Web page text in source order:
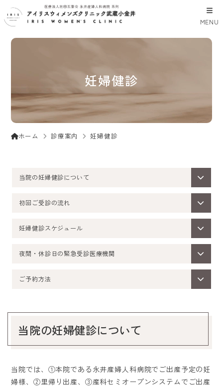
MENU
妊婦健診
ホーム 診療案内 妊婦健診
当院の妊婦健診について
初回ご受診の流れ
妊婦健診スケジュール
夜間・休診日の緊急受診医療機関
ご予約方法
当院の妊婦健診について
当院では、①本院である永井産婦人科病院でご出産予定の妊
婦様、②里帰り出産、③産科セミオープンシステムでご出産